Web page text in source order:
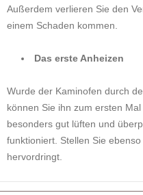
Außerdem verlieren Sie den
einem Schaden kommen.
Das erste Anheizen
Wurde der Kaminofen durch
können Sie ihn zum ersten
besonders gut lüften und
funktioniert. Stellen Sie
hervordringt.